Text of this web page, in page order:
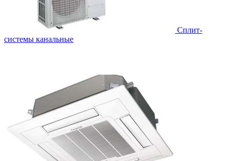
Сплит-
системы канальные